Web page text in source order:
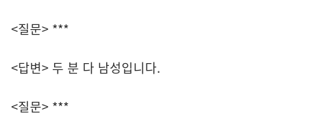
<질문> ***
<답변> 두 분 다 남성입니다.
<질문> ***